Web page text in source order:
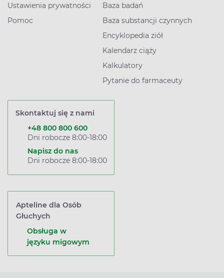
Ustawienia prywatności
Pomoc
Baza badań
Baza substancji czynnych
Encyklopedia ziół
Kalendarz ciąży
Kalkulatory
Pytanie do farmaceuty
Skontaktuj się z nami
+48 800 800 600
Dni robocze 8:00-18:00
Napisz do nas
Dni robocze 8:00-18:00
Apteline dla Osób
Głuchych
Obsługa w
języku migowym